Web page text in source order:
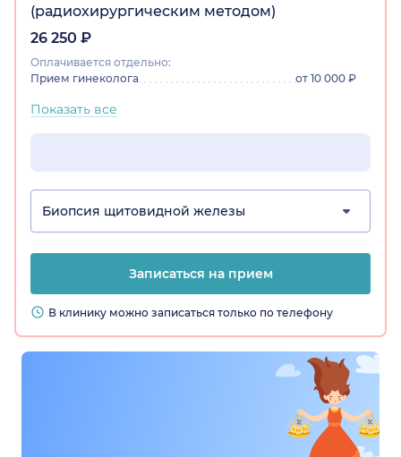
(радиохирургическим методом)
26 250 ₽
Оплачивается отдельно:
Прием гинеколога
от 10 000 ₽
Показать все
Биопсия щитовидной железы
Записаться на прием
В клинику можно записаться только по телефону